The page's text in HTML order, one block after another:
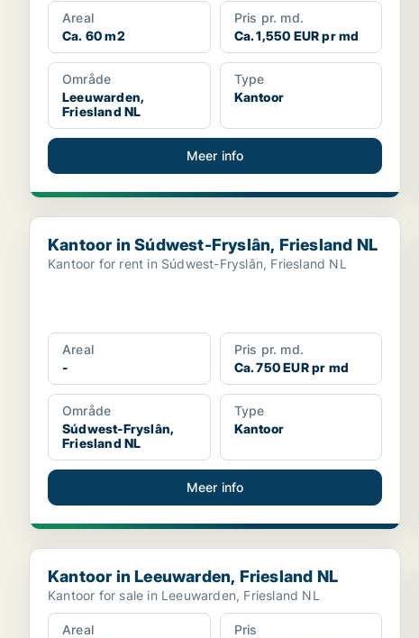
Areal
Ca. 60 m2
Pris pr. md.
Ca. 1,550 EUR pr md
Område
Leeuwarden,
Friesland NL
Type
Kantoor
Meer info
Kantoor in Súdwest-Fryslân, Friesland NL
Kantoor in Súdwest-Fryslân, Friesland NL
Kantoor for rent in Súdwest-Fryslân, Friesland NL
Areal
-
Pris pr. md.
Ca. 750 EUR pr md
Område
Súdwest-Fryslân,
Friesland NL
Type
Kantoor
Meer info
Kantoor in Leeuwarden, Friesland NL
Kantoor in Leeuwarden, Friesland NL
Kantoor for sale in Leeuwarden, Friesland NL
Areal
Pris